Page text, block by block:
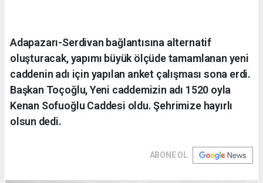
Adapazarı-Serdivan bağlantısına alternatif
oluşturacak, yapımı büyük ölçüde tamamlanan yeni
caddenin adı için yapılan anket çalışması sona erdi.
Başkan Toçoğlu, Yeni caddemizin adı 1520 oyla
Kenan Sofuoğlu Caddesi oldu. Şehrimize hayırlı
olsun dedi.
ABONE OL